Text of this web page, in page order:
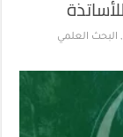
, البحث العلمي